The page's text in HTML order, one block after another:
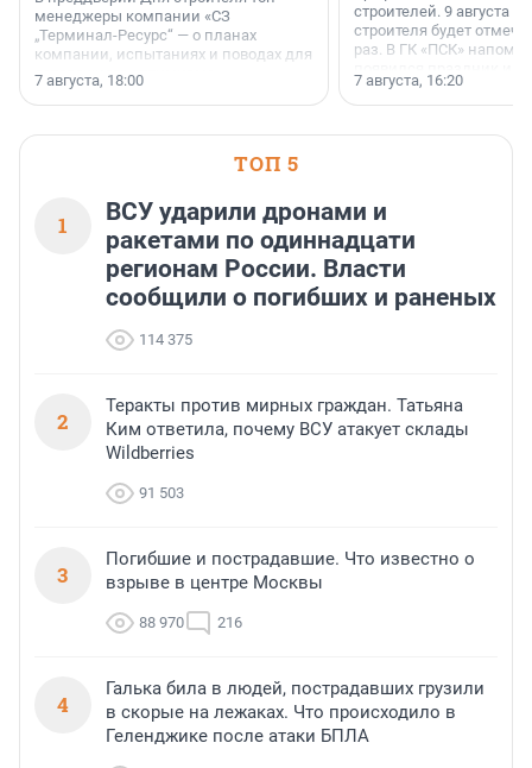
менеджеры компании «СЗ
„Терминал-Ресурс“ — о планах
компании, испытаниях и поводах для
осторожного оптимизма.
7 августа, 18:00
строителей. 9 августа
строителя будет
раз. В ГК «ПСК»
поменялась роль
7 августа, 16:20
ТОП 5
1
ВСУ ударили дронами и
ракетами по одиннадцати
регионам России. Власти
сообщили о погибших и раненых
114 375
2
Теракты против мирных граждан. Татьяна
Ким ответила, почему ВСУ атакует склады
Wildberries
91 503
3
Погибшие и пострадавшие. Что известно о
взрыве в центре Москвы
88 970 216
4
Галька била в людей, пострадавших грузили
в скорые на лежаках. Что происходило в
Геленджике после атаки БПЛА